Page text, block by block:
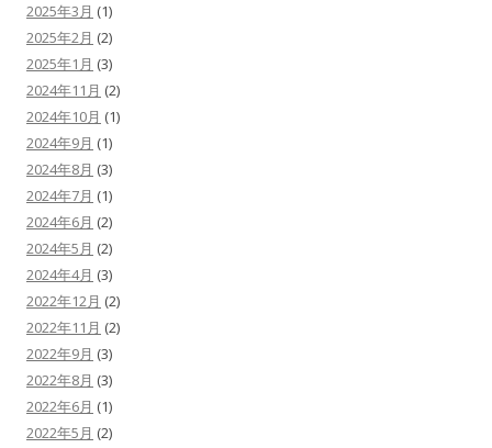
2025年3月 (1)
2025年2月 (2)
2025年1月 (3)
2024年11月 (2)
2024年10月 (1)
2024年9月 (1)
2024年8月 (3)
2024年7月 (1)
2024年6月 (2)
2024年5月 (2)
2024年4月 (3)
2022年12月 (2)
2022年11月 (2)
2022年9月 (3)
2022年8月 (3)
2022年6月 (1)
2022年5月 (2)